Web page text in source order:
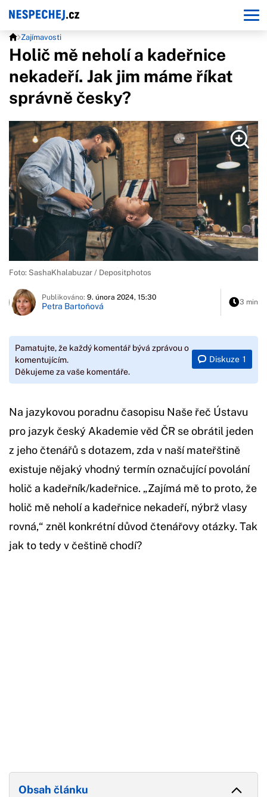
Zajímavosti
Holič mě neholí a kadeřnice
nekadeří. Jak jim máme říkat
správně česky?
Foto: SashaKhalabuzar / Depositphotos
Publikováno: 9. února 2024, 15:30
Petra Bartoňová 3 min
Pamatujte, že každý komentář bývá zprávou o
komentujícím.
Děkujeme za vaše komentáře.
Diskuze 1
Na jazykovou poradnu časopisu Naše řeč Ústavu
pro jazyk český Akademie věd ČR se obrátil jeden
z jeho čtenářů s dotazem, zda v naší mateřštině
existuje nějaký vhodný termín označující povolání
holič a kadeřník/kadeřnice. „Zajímá mě to proto, že
holič mě neholí a kadeřnice nekadeří, nýbrž vlasy
rovná,“ zněl konkrétní důvod čtenářovy otázky. Tak
jak to tedy v češtině chodí?
Obsah článku